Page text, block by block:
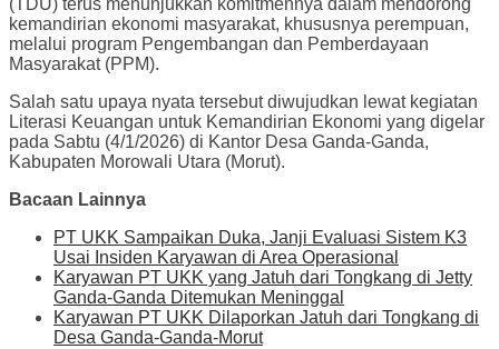
(TDU) terus menunjukkan komitmennya dalam mendorong
kemandirian ekonomi masyarakat, khususnya perempuan,
melalui program Pengembangan dan Pemberdayaan
Masyarakat (PPM).
Salah satu upaya nyata tersebut diwujudkan lewat kegiatan
Literasi Keuangan untuk Kemandirian Ekonomi yang digelar
pada Sabtu (4/1/2026) di Kantor Desa Ganda-Ganda,
Kabupaten Morowali Utara (Morut).
Bacaan Lainnya
PT UKK Sampaikan Duka, Janji Evaluasi Sistem K3
Usai Insiden Karyawan di Area Operasional
Karyawan PT UKK yang Jatuh dari Tongkang di Jetty
Ganda-Ganda Ditemukan Meninggal
Karyawan PT UKK Dilaporkan Jatuh dari Tongkang di
Desa Ganda-Ganda-Morut